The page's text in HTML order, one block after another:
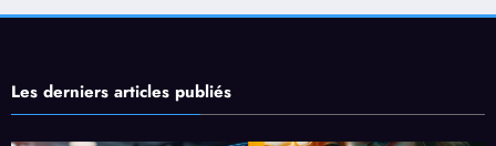
Les derniers articles publiés